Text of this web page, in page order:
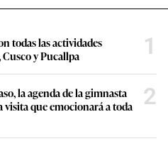
todas las actividades
y Pucallpa
1
la agenda de la gimnasta
que emocionará a toda
2